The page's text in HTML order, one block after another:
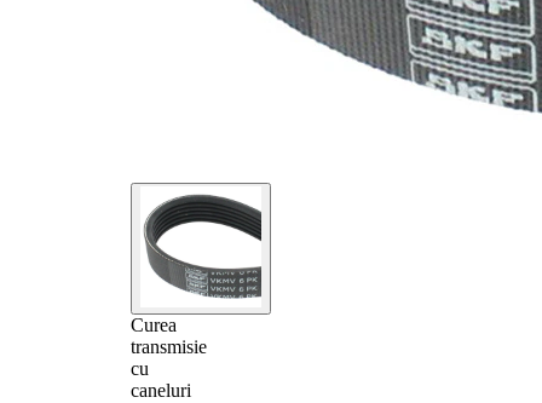
Curea
transmisie
cu
caneluri